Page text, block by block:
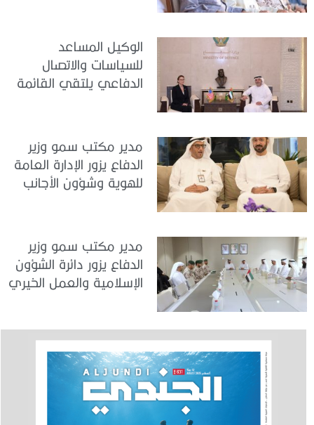
الوكيل المساعد
للسياسات والاتصال
الدفاعي يلتقي القائمة
مدير مكتب سمو وزير
الدفاع يزور الإدارة العامة
للهوية وشؤون الأجانب
مدير مكتب سمو وزير
الدفاع يزور دائرة الشؤون
الإسلامية والعمل الخيري